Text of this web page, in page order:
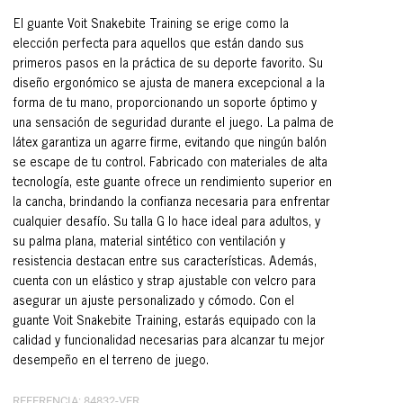
El guante Voit Snakebite Training se erige como la
elección perfecta para aquellos que están dando sus
primeros pasos en la práctica de su deporte favorito. Su
diseño ergonómico se ajusta de manera excepcional a la
forma de tu mano, proporcionando un soporte óptimo y
una sensación de seguridad durante el juego. La palma de
látex garantiza un agarre firme, evitando que ningún balón
se escape de tu control. Fabricado con materiales de alta
tecnología, este guante ofrece un rendimiento superior en
la cancha, brindando la confianza necesaria para enfrentar
cualquier desafío. Su talla G lo hace ideal para adultos, y
su palma plana, material sintético con ventilación y
resistencia destacan entre sus características. Además,
cuenta con un elástico y strap ajustable con velcro para
asegurar un ajuste personalizado y cómodo. Con el
guante Voit Snakebite Training, estarás equipado con la
calidad y funcionalidad necesarias para alcanzar tu mejor
desempeño en el terreno de juego.